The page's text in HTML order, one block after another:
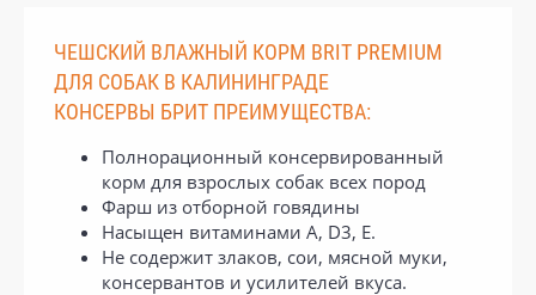
ЧЕШСКИЙ ВЛАЖНЫЙ КОРМ BRIT PREMIUM
ДЛЯ СОБАК В КАЛИНИНГРАДЕ
КОНСЕРВЫ БРИТ ПРЕИМУЩЕСТВА:
Полнорационный консервированный
корм для взрослых собак всех пород
Фарш из отборной говядины
Насыщен витаминами А, D3, Е.
Не содержит злаков, сои, мясной муки,
консервантов и усилителей вкуса.